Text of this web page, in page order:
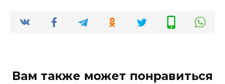
Вам также может понравиться